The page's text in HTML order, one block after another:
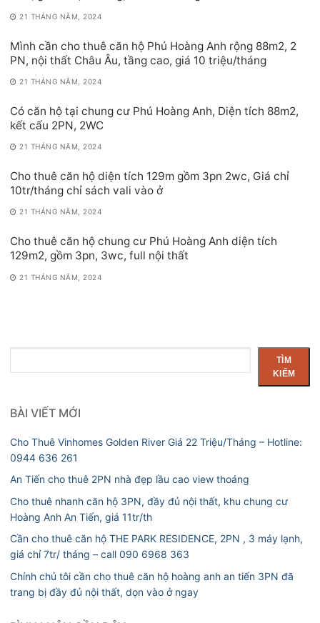
21 THÁNG NĂM, 2024
Mình cần cho thuê căn hộ Phú Hoàng Anh rộng 88m2, 2
PN, nội thất Châu Âu, tầng cao, giá 10 triệu/tháng
21 THÁNG NĂM, 2024
Có căn hộ tại chung cư Phú Hoàng Anh, Diện tích 88m2,
kết cấu 2PN, 2WC
21 THÁNG NĂM, 2024
Cho thuê căn hộ diện tích 129m gồm 3pn 2wc, Giá chỉ
10tr/tháng chỉ sách vali vào ở
21 THÁNG NĂM, 2024
Cho thuê căn hộ chung cư Phú Hoàng Anh diện tích
129m2, gồm 3pn, 3wc, full nội thất
21 THÁNG NĂM, 2024
kiếm
TÌM
KIẾM
BÀI VIẾT MỚI
Cho Thuê Vinhomes Golden River Giá 22 Triệu/Tháng – Hotline:
0944 636 261
An Tiến cho thuê 2PN nhà đẹp lầu cao view thoáng
Cho thuê nhanh căn hộ 3PN, đầy đủ nội thất, khu chung cư
Hoàng Anh An Tiến, giá 11tr/th
Cần cho thuê căn hộ THE PARK RESIDENCE, 2PN , 3 máy lạnh,
giá chỉ 7tr/ tháng – call 090 6968 363
Chính chủ tôi cần cho thuê căn hộ hoàng anh an tiến 3PN đã
trang bị đầy đủ nội thất, dọn vào ở ngay